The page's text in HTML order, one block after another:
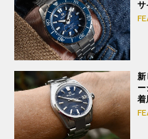
サ
新
着